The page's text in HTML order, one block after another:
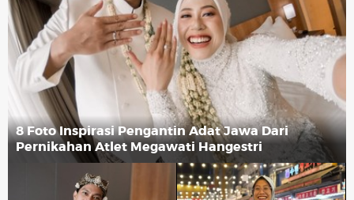
8 Foto Inspirasi Pengantin Adat Jawa Dari
Pernikahan Atlet Megawati Hangestri